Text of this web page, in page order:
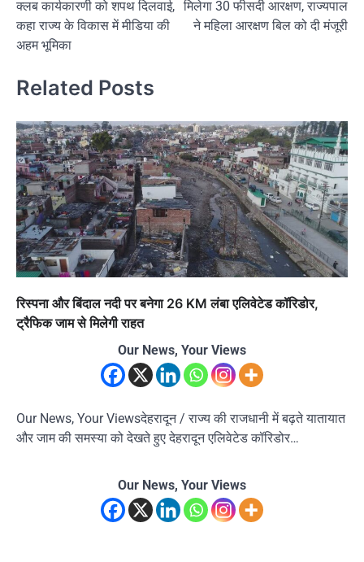
क्लब कार्यकारणी को शपथ दिलवाई,
कहा राज्य के विकास में मीडिया की
अहम भूमिका
मिलेगा 30 फीसदी आरक्षण, राज्यपाल
ने महिला आरक्षण बिल को दी मंजूरी
Related Posts
रिस्पना और बिंदाल नदी पर बनेगा 26 KM लंबा एलिवेटेड कॉरिडोर,
ट्रैफिक जाम से मिलेगी राहत
Our News, Your Views
Our News, Your Viewsदेहरादून / राज्य की राजधानी में बढ़ते यातायात
और जाम की समस्या को देखते हुए देहरादून एलिवेटेड कॉरिडोर…
Our News, Your Views